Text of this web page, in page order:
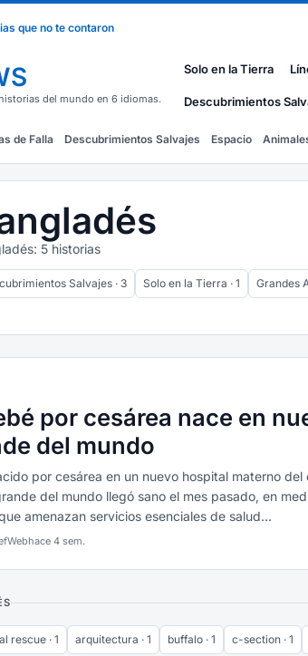
que no te contaron
del mundo en 6 idiomas.
Solo en la Tierra
Descubrimientos
de Falla Descubrimientos Salvajes Espacio
5 historias
Salvajes · 3 Solo en la Tierra · 1 Grandes
por cesárea nace en
del mundo
por cesárea en un nuevo hospital materno
del mundo llegó sano el mes pasado, en
amenazan servicios esenciales de salud...
hace 4 sem.
rescue · 1 arquitectura · 1 buffalo · 1 c-section · 1